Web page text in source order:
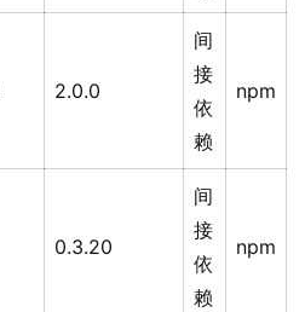
2.0.0
间
接
依
赖
npm
0.3.20
间
接
依
赖
npm